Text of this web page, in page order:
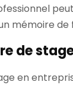
mémoire de
de
en